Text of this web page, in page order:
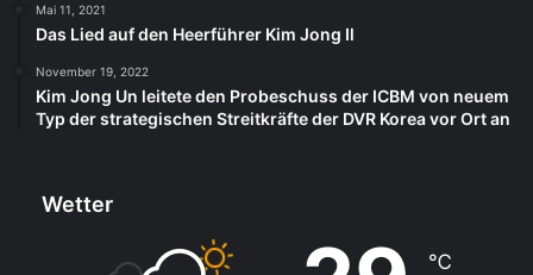
Mai 11, 2021
Das Lied auf den Heerführer Kim Jong Il
November 19, 2022
Kim Jong Un leitete den Probeschuss der ICBM von neuem
Typ der strategischen Streitkräfte der DVR Korea vor Ort an
Wetter
℃